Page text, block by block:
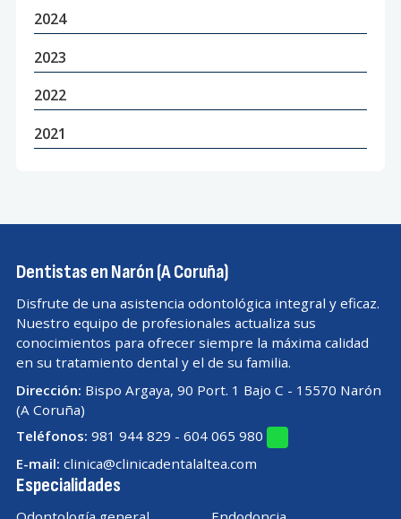
2024
2023
2022
2021
Dentistas en Narón (A Coruña)
Disfrute de una asistencia odontológica integral y eficaz.
Nuestro equipo de profesionales actualiza sus
conocimientos para ofrecer siempre la máxima calidad
en su tratamiento dental y el de su familia.
Dirección: Bispo Argaya, 90 Port. 1 Bajo C - 15570 Narón
(A Coruña)
Teléfonos: 981 944 829 - 604 065 980
E-mail: clinica@clinicadentalaltea.com
Especialidades